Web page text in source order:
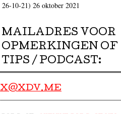
26-10-21) 26 oktober 2021
MAILADRES VOOR
OPMERKINGEN OF
TIPS / PODCAST:
X@XDV.ME